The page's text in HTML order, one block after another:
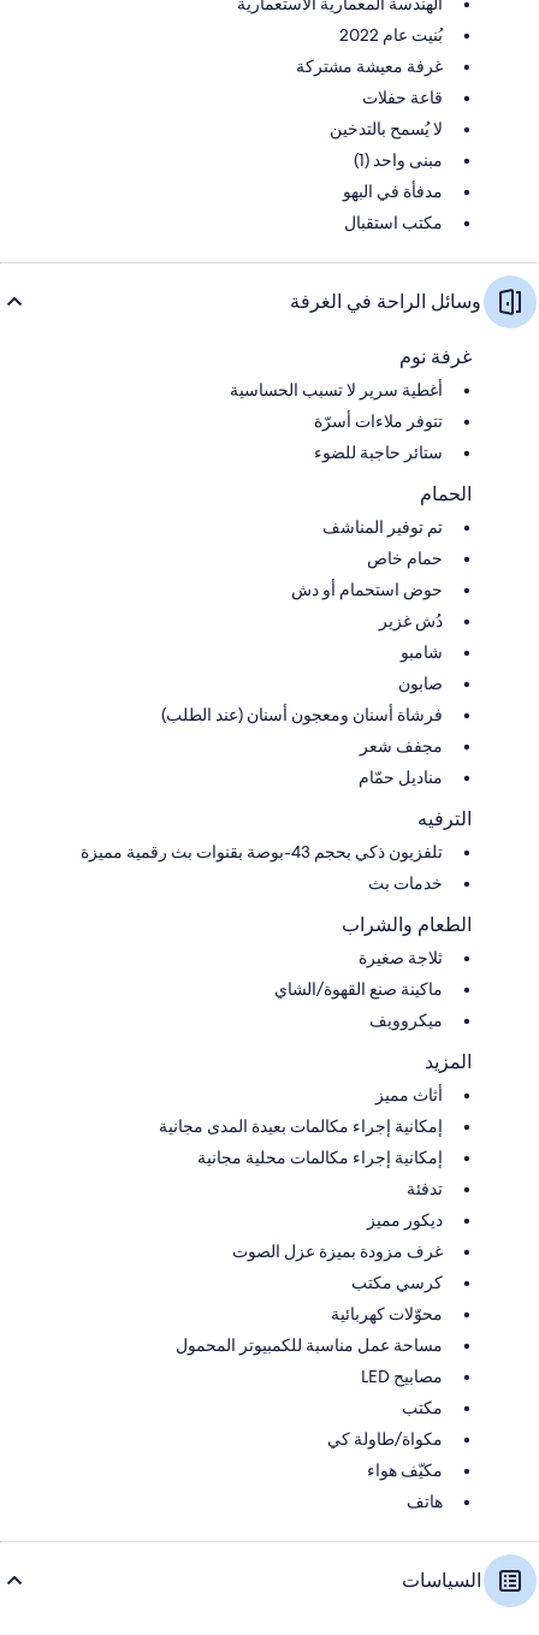
بُنيت عام 2022
غرفة معيشة مشتركة
قاعة حفلات
لا يُسمح بالتدخين
مبنى واحد (1)
مدفأة في البهو
مكتب استقبال
وسائل الراحة في الغرفة
غرفة نوم
أغطية سرير لا تسبب الحساسية
تتوفر ملاءات أسرّة
ستائر حاجبة للضوء
الحمام
تم توفير المناشف
حمام خاص
حوض استحمام أو دش
دُش غزير
شامبو
صابون
فرشاة أسنان ومعجون أسنان (عند الطلب)
مجفف شعر
مناديل حمّام
الترفيه
تلفزيون ذكي بحجم 43-بوصة بقنوات بث رقمية مميزة
خدمات بث
الطعام والشراب
ثلاجة صغيرة
ماكينة صنع القهوة/الشاي
ميكروويف
المزيد
أثاث مميز
إمكانية إجراء مكالمات بعيدة المدى مجانية
إمكانية إجراء مكالمات محلية مجانية
تدفئة
ديكور مميز
غرف مزودة بميزة عزل الصوت
كرسي مكتب
محوّلات كهربائية
مساحة عمل مناسبة للكمبيوتر المحمول
مصابيح LED
مكتب
مكواة/طاولة كي
مكيّف هواء
هاتف
السياسات